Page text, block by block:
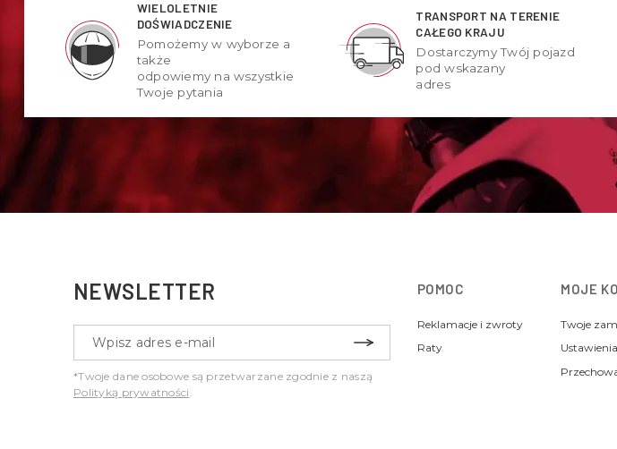
WIELOLETNIE
DOŚWIADCZENIE
Pomożemy w wyborze a
także
odpowiemy na wszystkie
Twoje pytania
TRANSPORT NA TERENIE
CAŁEGO KRAJU
Dostarczymy Twój pojazd
pod wskazany
adres
NEWSLETTER
*Twoje dane osobowe są przetwarzane zgodnie z naszą
Polityką prywatności
POMOC
Reklamacje i zwroty
Raty
MOJE
Twoje